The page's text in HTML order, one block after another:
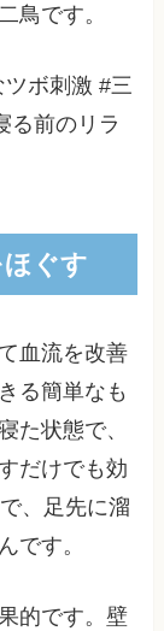
鳥です。
ボ刺激 #三
る前のリラ
ぐす
血流を改善
る簡単なも
た状態で、
だけでも効
、足先に溜
です。
的です。壁